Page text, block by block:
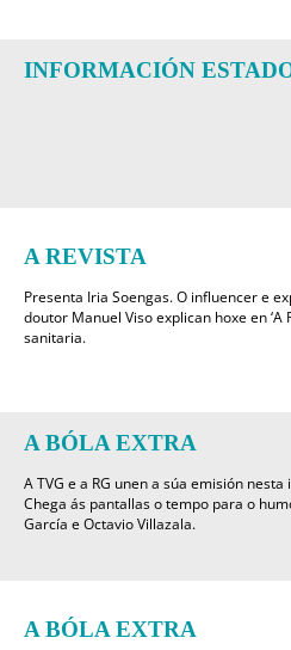
INFORMACIÓN
A REVISTA
Presenta Iria Soengas. O influencer e
doutor Manuel Viso explican hoxe en
sanitaria.
A BÓLA EXTRA
A TVG e a RG unen a súa emisión
Chega ás pantallas o tempo para o
García e Octavio Villazala.
A BÓLA EXTRA